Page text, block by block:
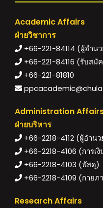
Academic Affairs
ฝ่ายวิชาการ
+66-221-84114 (ผู้อำน
+66-221-84116 (รับสมั
+66-221-81810
Administration
ฝ่ายบริหาร
+66-2218-4112 (ผู้อำน
+66-2218-4106 (การเงิ
+66-2218-4103 (พัสดุ)
+66-2218-4109 (กายภ
Research Affairs